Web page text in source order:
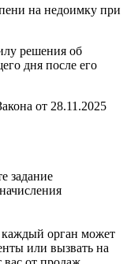
на недоимку при
решения об
дня после его
от 28.11.2025
задание
орган может
или вызвать на